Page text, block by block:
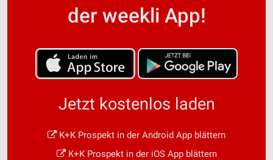
der weekli App!
Jetzt kostenlos laden
K+K Prospekt in der Android App blättern
K+K Prospekt in der iOS App blättern